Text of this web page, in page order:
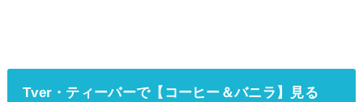
Tver・ティーバーで【コーヒー＆バニラ】見る